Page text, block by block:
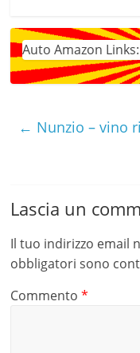
Auto Amazon
← Nunzio – vino
Lascia un
Il tuo indirizzo email
obbligatori sono
Commento*